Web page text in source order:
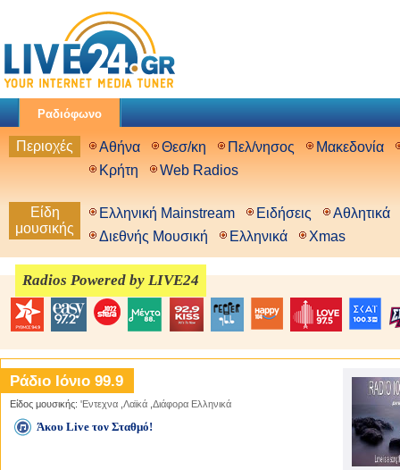
Ραδιόφωνο
Περιοχές Αθήνα Θεσ/κη Πελ/νησος
Μακεδονία
Κρήτη
Web Radios
Είδη
μουσικής
Ελληνική Mainstream Ειδήσεις
Αθλητικά
Διεθνής Μουσική
Ελληνικά Xmas
Radios Powered by LIVE24
Ράδιο Ιόνιο 99.9
Είδος μουσικής: 'Εντεχνα Λαϊκά Διάφορα Ελληνικά
Άκου Live τον Σταθμό!